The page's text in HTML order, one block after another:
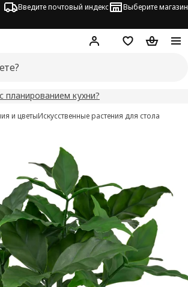
Введите почтовый индекс Выберите магазин
Hej! ВойтиСписокКорзина
кухни?
и цветыИскусственные растения для стола